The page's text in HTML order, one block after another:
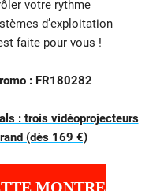
votre rythme
d’exploitation
faite pour vous !
: FR180282
: trois vidéoprojecteurs
(dès 169 €)
MONTRE